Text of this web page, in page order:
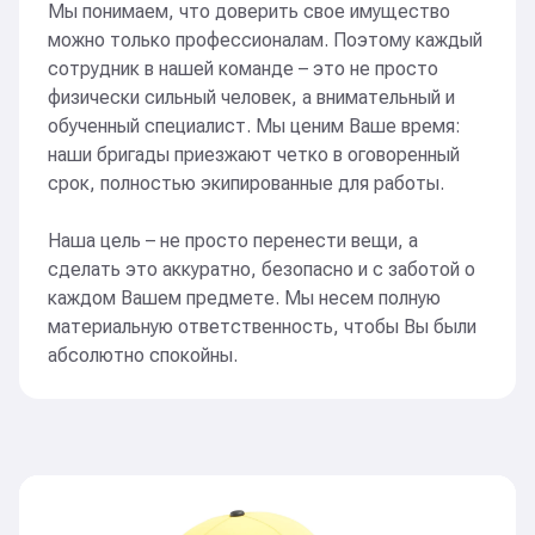
Красная площадь
Были администраторами в парке аттракционов.
Помогали рассаживать людей, смотрели
за аттракционами и порядком
Метро «Ольховая»
Сделали все озеленение вокруг метро
Мы понимаем, что доверить свое имущество
можно только профессионалам. Поэтому каждый
сотрудник в нашей команде – это не просто
физически сильный человек, а внимательный и
обученный специалист. Мы ценим Ваше время:
наши бригады приезжают четко в оговоренный
срок, полностью экипированные для работы.
Наша цель – не просто перенести вещи, а
сделать это аккуратно, безопасно и с заботой о
каждом Вашем предмете. Мы несем полную
материальную ответственность, чтобы Вы были
абсолютно спокойны.